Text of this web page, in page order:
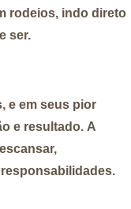
rodeios, indo direto
ser.
e em seus pior
e resultado. A